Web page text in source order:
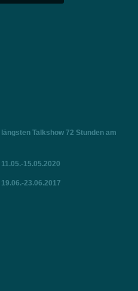
Talkshow 72 Stunden am
15.05.2020
23.06.2017